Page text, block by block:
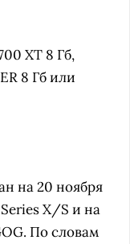
XT 8 Гб,
8 Гб или
на 20 ноября
X/S и на
По словам